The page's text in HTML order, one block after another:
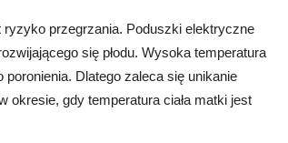
przegrzania. Poduszki elektryczne
się płodu. Wysoka temperatura
Dlatego zaleca się unikanie
okresie, gdy temperatura ciała matki jest